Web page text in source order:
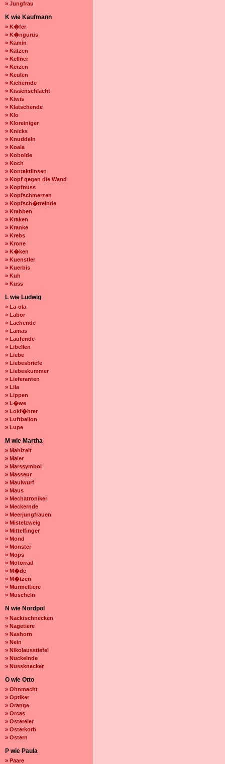
» Jungfrau
K wie Kaufmann
» K�fer
» K�ngurus
» Kamin
» Katzen
» Kellner
» Kerzen
» Keulen
» Kichernde
» Kissenschlacht
» Kiwis
» Klatschende
» Klo
» Kloreiniger
» Knicks
» Knuddeln
» Koala
» Kobolde
» Koch
» Kontaktlinsen
» Kopf gegen die Wand
» Kopfnuss
» Kopfschmerzen
» Kopfsch�ttelnde
» Krabben
» Kraken
» Kranke
» Krebs
» Krone
» K�ken
» Kuenstler
» Kuerbis
» Kuh
» Kuss
L wie Ludwig
» La-ola
» Labor
» Lachende
» Lamas
» Laufende
» Libellen
» Liebe
» Liebesbriefe
» Liebeskummer
» Lieferanten
» Lila
» Lippen
» L�we
» Lokf�hrer
» Luftballon
» Lupe
M wie Martha
» Mahlzeit
» Maler
» Marssymbol
» Masseur
» Maulwurf
» Maus
» Mechatroniker
» Meckernde
» Meerjungfrauen
» Mistelzweig
» Mittelfinger
» Mond
» Monster
» Mops
» Motorrad
» M�de
» M�tzen
» Murmeltiere
» Muscheln
N wie Nordpol
» Nacktschnecken
» Nagetiere
» Nashorn
» Nein
» Nikolausstiefel
» Nuckelnde
» Nussknacker
O wie Otto
» Ohnmacht
» Optiker
» Orange
» Orcas
» Ostereier
» Osterkorb
» Ostern
P wie Paula
» Paare